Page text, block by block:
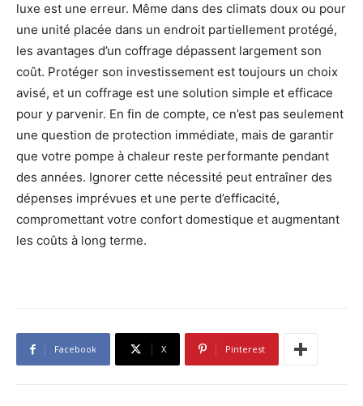
luxe est une erreur. Même dans des climats doux ou pour
une unité placée dans un endroit partiellement protégé,
les avantages d’un coffrage dépassent largement son
coût. Protéger son investissement est toujours un choix
avisé, et un coffrage est une solution simple et efficace
pour y parvenir. En fin de compte, ce n’est pas seulement
une question de protection immédiate, mais de garantir
que votre pompe à chaleur reste performante pendant
des années. Ignorer cette nécessité peut entraîner des
dépenses imprévues et une perte d’efficacité,
compromettant votre confort domestique et augmentant
les coûts à long terme.
Facebook X Pinterest